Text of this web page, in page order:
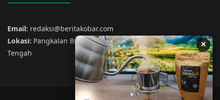
Email: redaksi@beritakobar.com
Lokasi: Pangkalan Bun, Kotawaringin Barat, Kalimantan
Tengah
×